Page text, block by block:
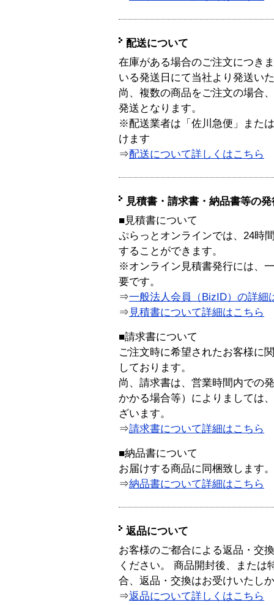
配送について
在庫がある場合のご注文につき
いる発送日にて当社より発送い
尚、複数の商品をご注文の場合
発送となります。
※配送業者は「佐川急便」また
けます
⇒配送について詳しくはこちら
見積書・請求書・納品書等の
■見積書について
ぷらっとオンラインでは、24時
することができます。
※オンライン見積書発行には、
要です。
⇒一般法人会員（BizID）の詳細
⇒ 見積書について詳細はこちら
■請求書について
ご注文時に希望されたお客様に
しております。
尚、請求書は、営業時間内での
かかる場合等）によりましては
ざいます。
⇒請求書について詳細はこちら
■納品書について
お届けする商品に同梱致します。
⇒納品書について詳細はこちら
返品について
お客様のご都合による返品・交
ください。 商品開封後、または
合、返品・交換はお受けいたし
⇒返品について詳しくはこちら